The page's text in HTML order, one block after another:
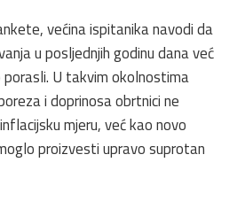
većina ispitanika navodi da
u posljednjih godinu dana već
porasli. U takvim okolnostima
i doprinosa obrtnici ne
mjeru, već kao novo
proizvesti upravo suprotan